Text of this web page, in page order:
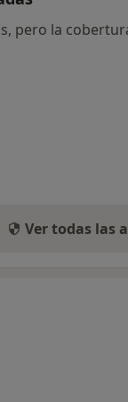
pero la
Ver todas las